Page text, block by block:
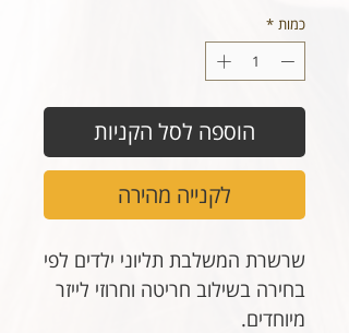
כמות *
הוספה לסל הקניות
לקנייה מהירה
שרשרת המשלבת תליוני ילדים לפי
בחירה בשילוב חריטה וחרוזי לייזר
מיוחדים.